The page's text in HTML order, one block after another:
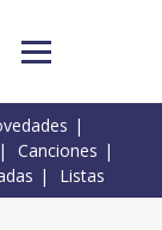
Canciones
Listas